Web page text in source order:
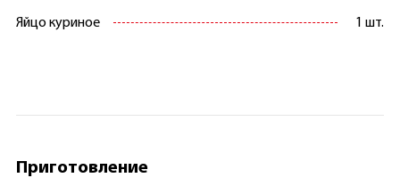
Яйцо куриное 1 шт.
Приготовление